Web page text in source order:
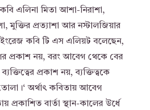
কবি এলিনা মিতা আশা-নিরাশা,
মুক্তির প্রত্যাশা আর নস্টালজিয়ার
কবি টি এস এলিয়ট বলেছেন,
প্রকাশ নয়, বরং আবেগ থেকে বের
প্রকাশ নয়, ব্যক্তিত্বকে
অর্থাৎ কবিতায় আবেগ
প্রকাশিত বার্তা স্থান-কালের উর্ধে